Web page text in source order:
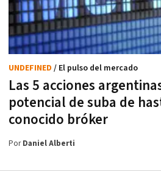
Las 5 acciones
potencial de suba de
conocido bróker
UNDEFINED / El pulso del mercado
PorDaniel Alberti